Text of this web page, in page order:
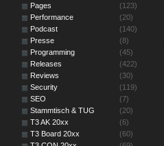
Pages
(123)
Performance
(20)
Podcast
(140)
Presse
(8)
Programming
(45)
Releases
(422)
Reviews
(30)
Security
(119)
SEO
(7)
Stammtisch & TUG
(20)
T3 AK 20xx
(6)
T3 Board 20xx
(60)